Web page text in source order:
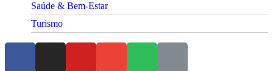
Saúde & Bem-Estar
Turismo